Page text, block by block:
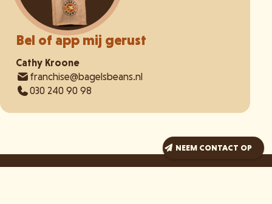
NEEM CONTACT OP
Bel of app mij gerust
Cathy Kroone
franchise@bagelsbeans.nl
030 240 90 98